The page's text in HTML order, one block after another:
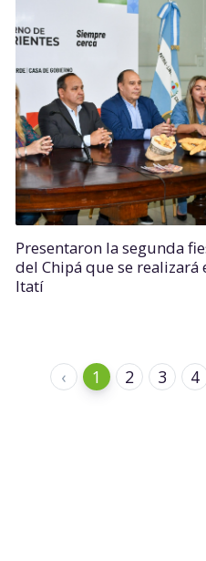
Presentaron la segunda
del Chipá que se realizará
Itatí
‹ 1 2 3 4